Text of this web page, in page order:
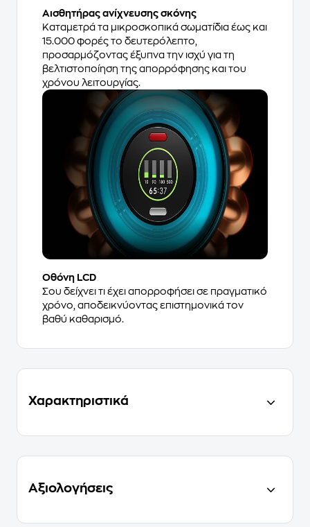
Αισθητήρας ανίχνευσης σκόνης
Καταμετρά τα μικροσκοπικά σωματίδια έως και
15.000 φορές το δευτερόλεπτο,
προσαρμόζοντας έξυπνα την ισχύ για τη
βελτιστοποίηση της απορρόφησης και του
χρόνου λειτουργίας.
Οθόνη LCD
Σου δείχνει τι έχει απορροφήσει σε πραγματικό
χρόνο, αποδεικνύοντας επιστημονικά τον
βαθύ καθαρισμό.
Χαρακτηριστικά
Αξιολογήσεις